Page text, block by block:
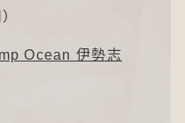
Ocean 伊勢志